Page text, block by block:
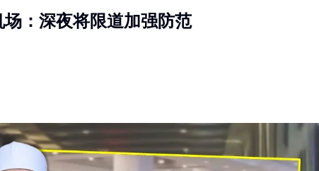
其中2人有犯罪前科。
凌晨2点左右，地点在吉隆坡甲洞的某家著名肉骨茶店。一名
视了数秒，竟招来一顿残暴横祸。
：深夜将限道加强防范